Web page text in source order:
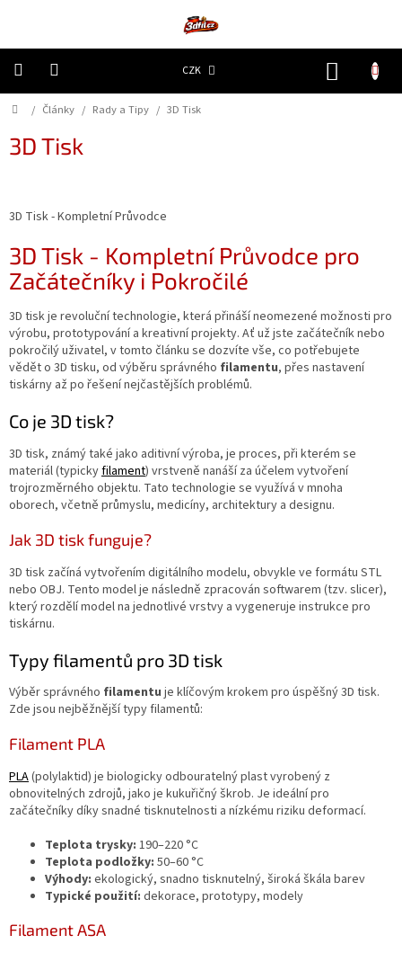
CZK
Resiny
Doplňky
a
náhradní
díly
Nejlepší
ceny
🔥
🔥
Zakázková
výroba
Články
Slovníček
Program
pro
školy
Značky
Měna
(CZK)
Přihlášení
Domů
/ Články / Rady a Tipy / 3D Tisk
3D Tisk
3D Tisk - Kompletní Průvodce
3D Tisk - Kompletní Průvodce pro
Začátečníky i Pokročilé
3D tisk je revoluční technologie, která přináší neomezené možnosti pro
výrobu, prototypování a kreativní projekty. Ať už jste začátečník nebo
pokročilý uživatel, v tomto článku se dozvíte vše, co potřebujete
vědět o 3D tisku, od výběru správného filamentu, přes nastavení
tiskárny až po řešení nejčastějších problémů.
Co je 3D tisk?
3D tisk, známý také jako aditivní výroba, je proces, při kterém se
materiál (typickyfilament) vrstveně nanáší za účelem vytvoření
trojrozměrného objektu. Tato technologie se využívá v mnoha
oborech, včetně průmyslu, medicíny, architektury a designu.
Jak 3D tisk funguje?
3D tisk začíná vytvořením digitálního modelu, obvykle ve formátu STL
nebo OBJ. Tento model je následně zpracován softwarem (tzv. slicer),
který rozdělí model na jednotlivé vrstvy a vygeneruje instrukce pro
tiskárnu.
Typy filamentů pro 3D tisk
Výběr správného filamentu je klíčovým krokem pro úspěšný 3D tisk.
Zde jsou nejběžnější typy filamentů:
Filament PLA
PLA(polylaktid) je biologicky odbouratelný plast vyrobený z
obnovitelných zdrojů, jako je kukuřičný škrob. Je ideální pro
začátečníky díky snadné tisknutelnosti a nízkému riziku deformací.
Teplota trysky: 190–220 °C
Teplota podložky: 50–60 °C
Výhody: ekologický, snadno tisknutelný, široká škála barev
Typické použití: dekorace, prototypy, modely
Filament ASA